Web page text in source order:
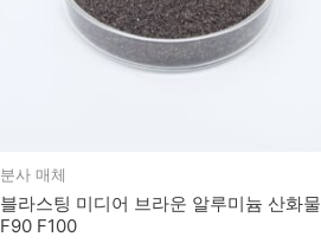
분사 매체
블라스팅 미디어 브라운 알루미늄 산화물
F90 F100